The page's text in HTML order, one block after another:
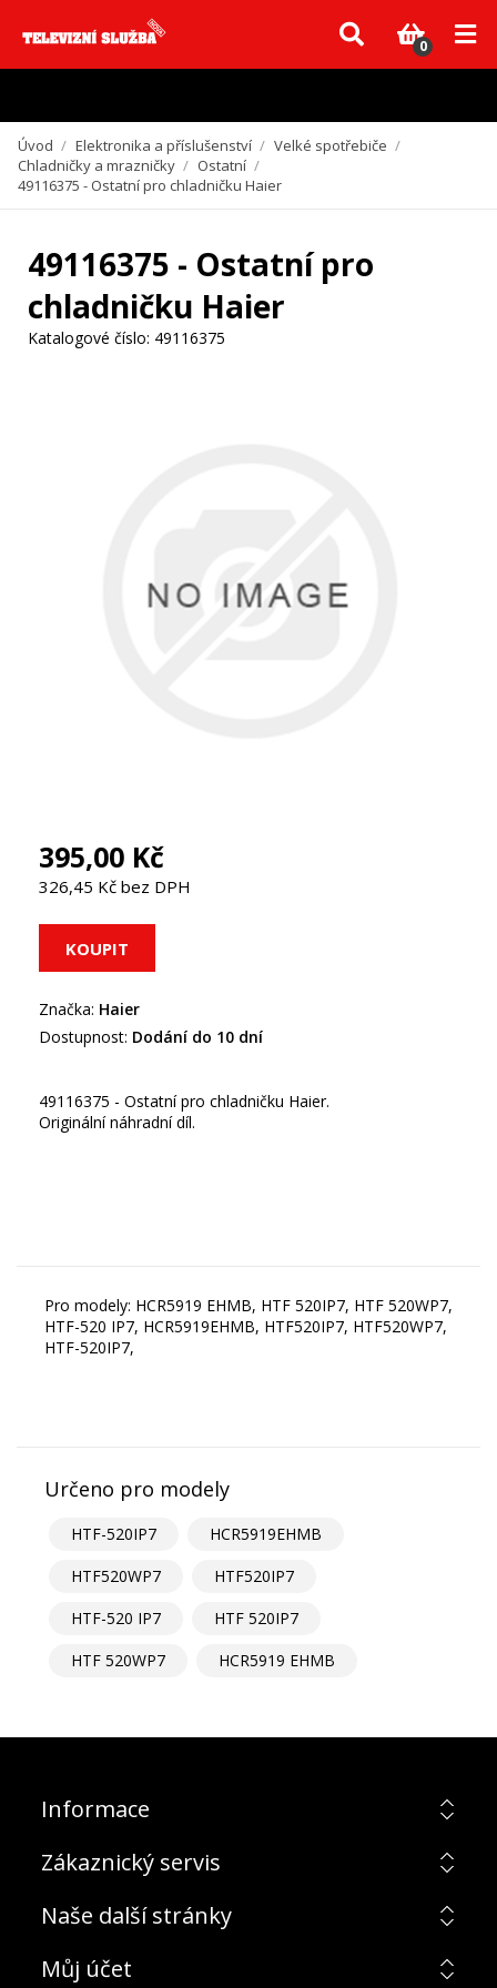
Vzhledem k aktuální situaci se může dodání dílů, které nejsou skladem,
zpozdit. Děkujeme za pochopení.
0
Úvod / Elektronika a příslušenství / Velké spotřebiče /
Chladničky a mrazničky / Ostatní /
49116375 - Ostatní pro chladničku Haier
49116375 - Ostatní pro
chladničku Haier
Katalogové číslo: 49116375
395,00 Kč
326,45 Kč bez DPH
Značka: Haier
Dostupnost: Dodání do 10 dní
49116375 - Ostatní pro chladničku Haier.
Originální náhradní díl.
Pro modely: HCR5919 EHMB, HTF 520IP7, HTF 520WP7,
HTF-520 IP7, HCR5919EHMB, HTF520IP7, HTF520WP7,
HTF-520IP7,
Určeno pro modely
HTF-520IP7
HCR5919EHMB
HTF520WP7
HTF520IP7
HTF-520 IP7
HTF 520IP7
HTF 520WP7
HCR5919 EHMB
Informace
Zákaznický servis
Naše další stránky
Můj účet